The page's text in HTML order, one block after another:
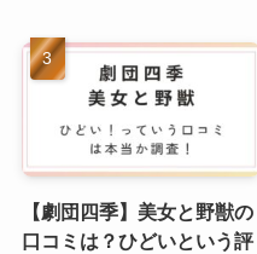
【劇団四季】美女と野獣の
口コミは？ひどいという評